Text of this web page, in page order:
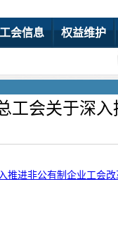
工会信息 权益维护
工会关于深
推进非公有制企业工会